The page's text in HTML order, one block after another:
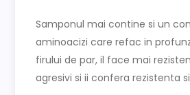
Samponul mai contine si un
aminoacizi care refac in
firului de par, il face mai
agresivi si ii confera rezistenta